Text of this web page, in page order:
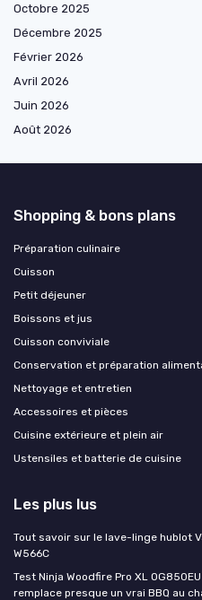
Octobre 2025
Décembre 2025
Février 2026
Avril 2026
Juin 2026
Août 2026
Shopping & bons plans
Préparation culinaire
Cuisson
Petit déjeuner
Boissons et jus
Cuisson conviviale
Conservation et préparation
Nettoyage et entretien
Accessoires et pièces
Cuisine extérieure et plein air
Ustensiles et batterie de cuisine
Les plus lus
Tout savoir sur le lave-linge hublot
W566C
Test Ninja Woodfire Pro XL
remplace presque un vrai BBQ au